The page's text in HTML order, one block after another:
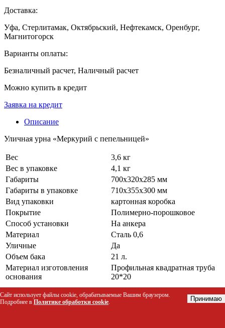
Доставка:
Уфа, Стерлитамак, Октябрьский, Нефтекамск, Оренбург,
Магнитогорск
Варианты оплаты:
Безналичный расчет, Наличный расчет
Можно купить в кредит
Заявка на кредит
Описание
Уличная урна «Меркурий с пепельницей»
Вес
3,6 кг
Вес в упаковке
4,1 кг
Габариты
700х320х285 мм
Габариты в упаковке
710х355х300 мм
Вид упаковки
картонная коробка
Покрытие
Полимерно-порошковое
Способ установки
На анкера
Материал
Сталь 0,6
Уличные
Да
Объем бака
21 л.
Материал изготовления
основания
Профильная квадратная труба
20*20
Похожие товары есть в наличии:
Сайт использует файлы cookie, обрабатываемые Вашим браузером.
Подробнее в Политике обработки cookie. Принимаю